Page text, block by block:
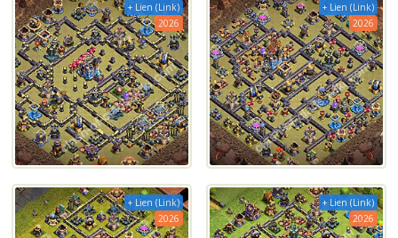
+ Lien (Link)
2026
+ Lien (Link)
2026
+ Lien (Link)
2026
+ Lien (Link)
2026